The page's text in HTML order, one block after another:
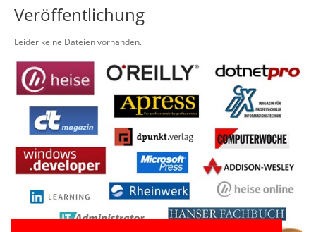
Veröffentlichung
Leider keine Dateien vorhanden.